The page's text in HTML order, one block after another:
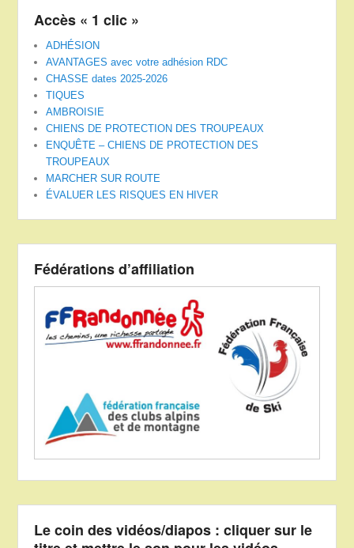
Accès « 1 clic »
ADHÉSION
AVANTAGES avec votre adhésion RDC
CHASSE dates 2025-2026
TIQUES
AMBROISIE
CHIENS DE PROTECTION DES TROUPEAUX
ENQUÊTE – CHIENS DE PROTECTION DES
TROUPEAUX
MARCHER SUR ROUTE
ÉVALUER LES RISQUES EN HIVER
Fédérations d’affiliation
Le coin des vidéos/diapos : cliquer sur le